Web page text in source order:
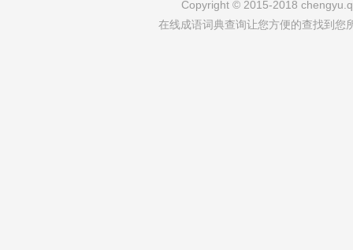
Copyright © 2015-2018
在线成语词典查询让您方便的查找到您